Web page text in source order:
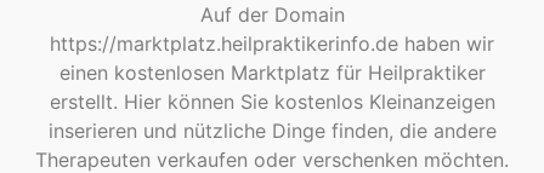
Auf der Domain
https://marktplatz.heilpraktikerinfo.de haben wir
einen kostenlosen Marktplatz für Heilpraktiker
erstellt. Hier können Sie kostenlos Kleinanzeigen
inserieren und nützliche Dinge finden, die andere
Therapeuten verkaufen oder verschenken möchten.